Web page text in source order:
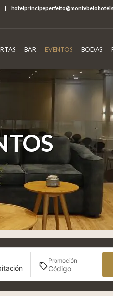
|
BAR EVENTOS BODAS
Promoción